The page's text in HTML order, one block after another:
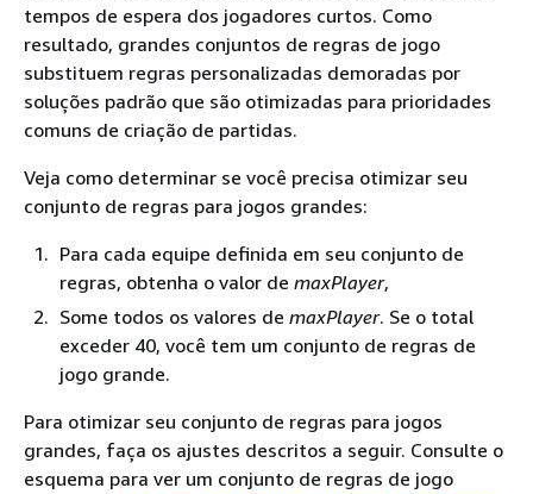
tempos de espera dos jogadores curtos. Como
resultado, grandes conjuntos de regras de jogo
substituem regras personalizadas demoradas por
soluções padrão que são otimizadas para prioridades
comuns de criação de partidas.
Veja como determinar se você precisa otimizar seu
conjunto de regras para jogos grandes:
Para cada equipe definida em seu conjunto de
regras, obtenha o valor de maxPlayer,
Some todos os valores de maxPlayer. Se o total
exceder 40, você tem um conjunto de regras de
jogo grande.
Para otimizar seu conjunto de regras para jogos
grandes, faça os ajustes descritos a seguir. Consulte o
esquema para ver um conjunto de regras de jogo